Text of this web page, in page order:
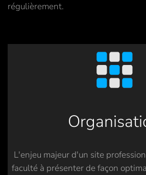
régulièrement.
L'enjeu majeur d'un site
faculté à présenter de façon